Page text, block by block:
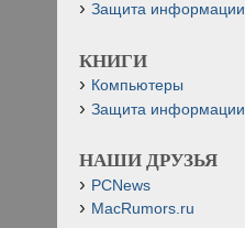
Защита информации
КНИГИ
Компьютеры
Защита информации
НАШИ ДРУЗЬЯ
PCNews
MacRumors.ru